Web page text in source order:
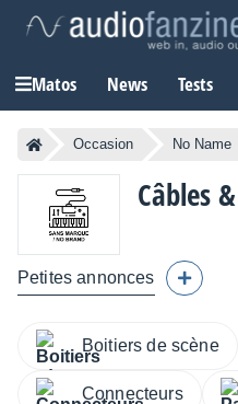
Matos News Tests
Occasion No Name
Câbles
Petites annonces
Boitiers de scène
Connecteurs